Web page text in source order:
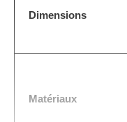
Dimensions
Matériaux